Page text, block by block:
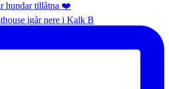
igår nere i Kalk B